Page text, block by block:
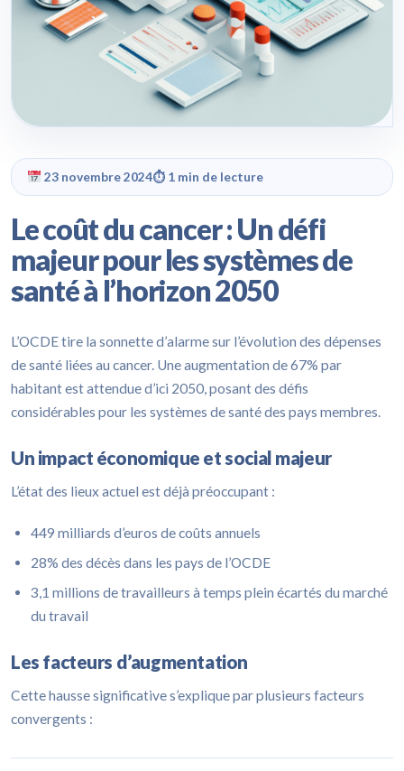
23 novembre 2024⏱ 1 min de lecture
Le coût du cancer : Un défi
majeur pour les systèmes de
santé à l’horizon 2050
L’OCDE tire la sonnette d’alarme sur l’évolution des dépenses
de santé liées au cancer. Une augmentation de 67% par
habitant est attendue d’ici 2050, posant des défis
considérables pour les systèmes de santé des pays membres.
Un impact économique et social majeur
L’état des lieux actuel est déjà préoccupant :
449 milliards d’euros de coûts annuels
28% des décès dans les pays de l’OCDE
3,1 millions de travailleurs à temps plein écartés du marché
du travail
Les facteurs d’augmentation
Cette hausse significative s’explique par plusieurs facteurs
convergents :